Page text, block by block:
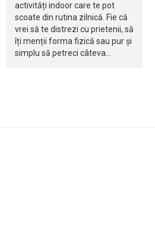
activități indoor care te pot
scoate din rutina zilnică. Fie că
vrei să te distrezi cu prietenii, să
îți menții forma fizică sau pur și
simplu să petreci câteva…